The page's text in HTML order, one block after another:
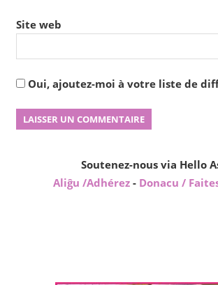
Site web
Oui, ajoutez-moi à votre liste de
Soutenez-nous via Hello
Aliĝu /Adhérez - Donacu /